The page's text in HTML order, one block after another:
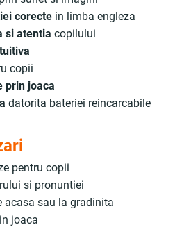
corecte in limba engleza
si atentia copilului
copii
prin joaca
datorita bateriei reincarcabile
pentru copii
si pronuntiei
acasa sau la gradinita
joaca